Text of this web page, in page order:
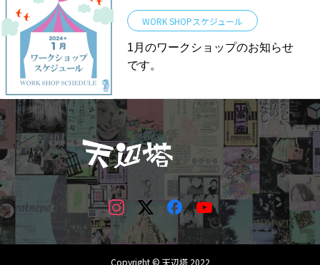
WORK SHOPスケジュール
1月のワークショップのお知らせ
です。
Copyright © 天辺塔 2022